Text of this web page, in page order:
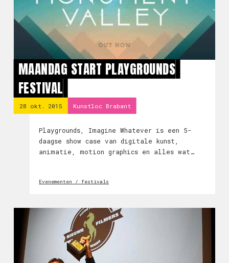
MAANDAG START PLAYGROUNDS
FESTIVAL
28 okt. 2015 Kunstloc Brabant
Playgrounds, Imagine Whatever is een 5-
daagse show case van digitale kunst,
animatie, motion graphics en alles wat
Evenementen / festivals